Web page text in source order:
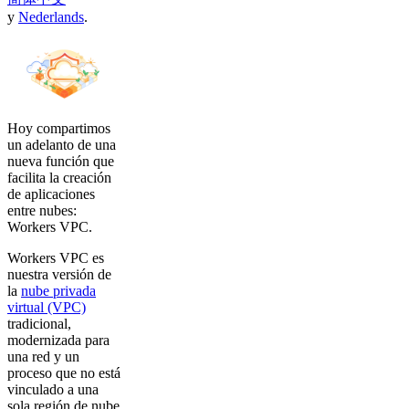
y Nederlands.
Hoy compartimos
un adelanto de una
nueva función que
facilita la creación
de aplicaciones
entre nubes:
Workers VPC.
Workers VPC es
nuestra versión de
la nube privada
virtual (VPC)
tradicional,
modernizada para
una red y un
proceso que no está
vinculado a una
sola región de nube.